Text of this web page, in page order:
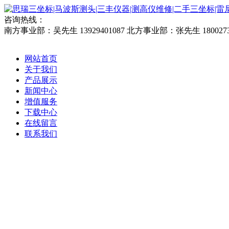
咨询热线：
南方事业部：吴先生 13929401087 北方事业部：张先生
网站首页
关于我们
产品展示
新闻中心
增值服务
下载中心
在线留言
联系我们